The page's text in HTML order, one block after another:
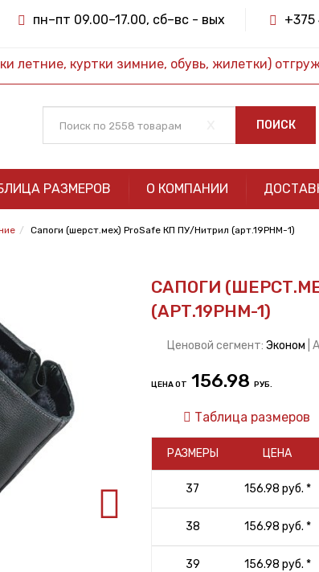
пн–пт 09.00–17.00, сб–вс - вых +375
летние, куртки зимние, обувь, жилетки)
ПОИСК
РАЗМЕРОВ О КОМПАНИИ
Сапоги (шерст.мех) ProSafe КП ПУ/Нитрил (арт.19РНМ-1)
САПОГИ
(АРТ.19РНМ-1)
Ценовой сегмент: Эконом |
ЦЕНА ОТ 156.98 РУБ.
Таблица размеров
РАЗМЕРЫ ЦЕНА
37 156.98 руб. *
38 156.98 руб. *
39 156.98 руб. *